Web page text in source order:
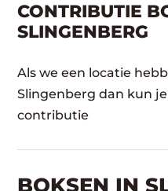
CONTRIBUTIE
SLINGENBERG
Als we een locatie
Slingenberg dan kun
contributie
BOKSEN IN